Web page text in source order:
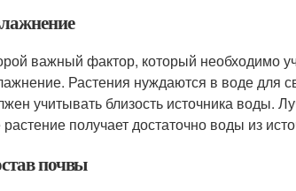
важный фактор, который необходимо
Растения нуждаются в воде для
учитывать близость источника воды.
растение получает достаточно воды из
почвы